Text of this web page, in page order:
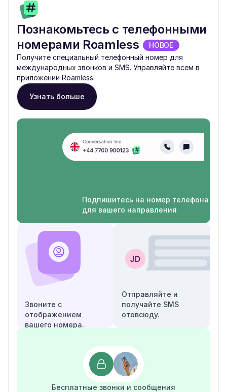
Познакомьтесь с телефонными
номерами Roamless
НОВОЕ
Получите специальный телефонный номер для
международных звонков и SMS. Управляйте всем в
приложении Roamless.
Узнать больше
Подпишитесь на номер телефона
для вашего направления
Звоните с
отображением
вашего номера.
Отправляйте и
получайте SMS
отовсюду.
Бесплатные звонки и сообщения